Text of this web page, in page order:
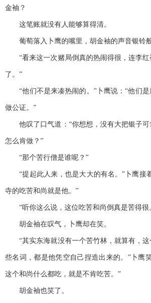
金袖？
这笔账就没有人能够算得清。
葡萄落入卜鹰的嘴里，胡金袖的声音银铃般
“看来这一次赌局倒真的热闹得很，连李红
了。”
“他们不是来凑热闹的。”卜鹰说：“他们是
做公证。”
他叹了口气道：“你想想，没有大把银子可
怎么肯做？”
“那个苦行僧是谁呢？”
“提起此人来，也是大大的有名。”卜鹰接
寺的吃苦和尚就是他。”
“听你这么说，这位吃苦和尚倒真是苦得很
胡金袖在叹气，卜鹰却在笑。
“其实东海就没有一个苦竹林，就算有，这
些名词，都是他凭空自己捏造出来的。”卜鹰
这个和尚什么都吃，就是不肯吃苦。”
胡金袖也笑了。